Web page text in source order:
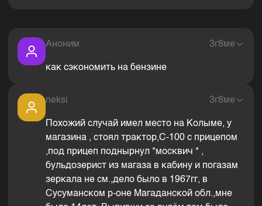
Аноним 3г8ме
как сэкономить на бензине
neksi 3г8ме
Похожий случай имел место на Колыме, у
магазина , стоял трактор,С-100 с прицепом
,под прицеп поднырнул *москвич * ,
бульдозерист из магаза в кабину и погазам
зеркала не см.,дело было в 1967гг, в
Сусуманском р-оне Магаданской обл.,мне